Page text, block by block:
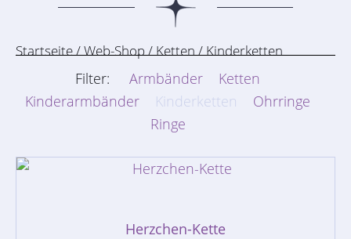
Startseite/Web-Shop/Ketten/ Kinderketten
Filter: Armbänder
Ketten
Kinderarmbänder
Kinderketten
Ohrringe
Ringe
Herzchen-Kette